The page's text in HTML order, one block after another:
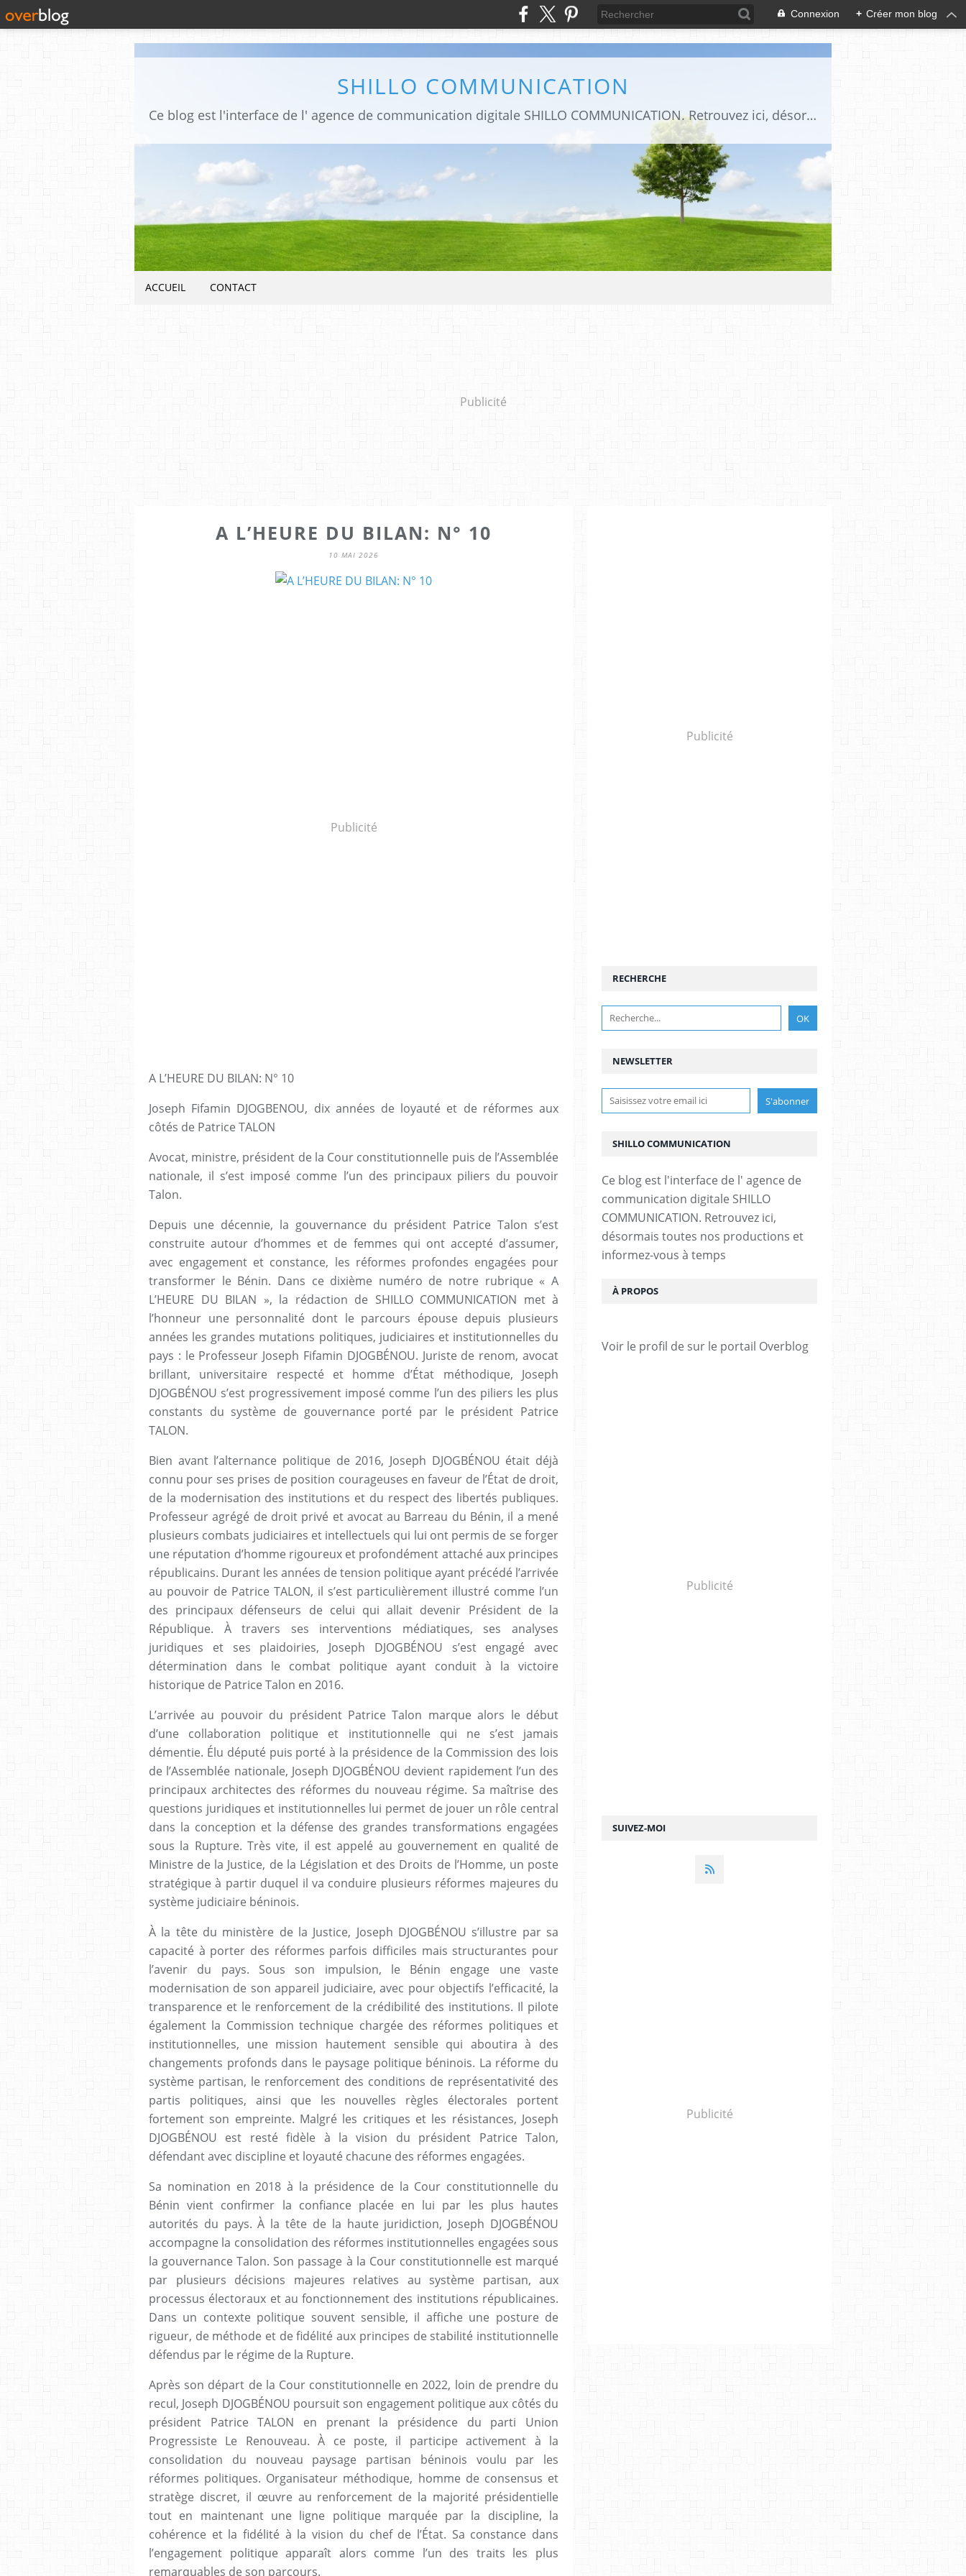
Connexion + Créer mon blog
SHILLO COMMUNICATION
Ce blog est l'interface de l' agence de communication digitale SHILLO COMMUNICATION. Retrouvez ici, désormais toutes nos productions et informez-vous à temps
ACCUEIL CONTACT
Publicité
A L’HEURE DU BILAN: N° 10
10 MAI 2026
Publicité
A L’HEURE DU BILAN: N° 10
Joseph Fifamin DJOGBENOU, dix années de loyauté et de réformes aux
côtés de Patrice TALON
Avocat, ministre, président de la Cour constitutionnelle puis de l’Assemblée
nationale, il s’est imposé comme l’un des principaux piliers du pouvoir
Talon.
Depuis une décennie, la gouvernance du président Patrice Talon s’est
construite autour d’hommes et de femmes qui ont accepté d’assumer,
avec engagement et constance, les réformes profondes engagées pour
transformer le Bénin. Dans ce dixième numéro de notre rubrique « A
L’HEURE DU BILAN », la rédaction de SHILLO COMMUNICATION met à
l’honneur une personnalité dont le parcours épouse depuis plusieurs
années les grandes mutations politiques, judiciaires et institutionnelles du
pays : le Professeur Joseph Fifamin DJOGBÉNOU. Juriste de renom, avocat
brillant, universitaire respecté et homme d’État méthodique, Joseph
DJOGBÉNOU s’est progressivement imposé comme l’un des piliers les plus
constants du système de gouvernance porté par le président Patrice
TALON.
Bien avant l’alternance politique de 2016, Joseph DJOGBÉNOU était déjà
connu pour ses prises de position courageuses en faveur de l’État de droit,
de la modernisation des institutions et du respect des libertés publiques.
Professeur agrégé de droit privé et avocat au Barreau du Bénin, il a mené
plusieurs combats judiciaires et intellectuels qui lui ont permis de se forger
une réputation d’homme rigoureux et profondément attaché aux principes
républicains. Durant les années de tension politique ayant précédé l’arrivée
au pouvoir de Patrice TALON, il s’est particulièrement illustré comme l’un
des principaux défenseurs de celui qui allait devenir Président de la
République. À travers ses interventions médiatiques, ses analyses
juridiques et ses plaidoiries, Joseph DJOGBÉNOU s’est engagé avec
détermination dans le combat politique ayant conduit à la victoire
historique de Patrice Talon en 2016.
L’arrivée au pouvoir du président Patrice Talon marque alors le début
d’une collaboration politique et institutionnelle qui ne s’est jamais
démentie. Élu député puis porté à la présidence de la Commission des lois
de l’Assemblée nationale, Joseph DJOGBÉNOU devient rapidement l’un des
principaux architectes des réformes du nouveau régime. Sa maîtrise des
questions juridiques et institutionnelles lui permet de jouer un rôle central
dans la conception et la défense des grandes transformations engagées
sous la Rupture. Très vite, il est appelé au gouvernement en qualité de
Ministre de la Justice, de la Législation et des Droits de l’Homme, un poste
stratégique à partir duquel il va conduire plusieurs réformes majeures du
système judiciaire béninois.
À la tête du ministère de la Justice, Joseph DJOGBÉNOU s’illustre par sa
capacité à porter des réformes parfois difficiles mais structurantes pour
l’avenir du pays. Sous son impulsion, le Bénin engage une vaste
modernisation de son appareil judiciaire, avec pour objectifs l’efficacité, la
transparence et le renforcement de la crédibilité des institutions. Il pilote
également la Commission technique chargée des réformes politiques et
institutionnelles, une mission hautement sensible qui aboutira à des
changements profonds dans le paysage politique béninois. La réforme du
système partisan, le renforcement des conditions de représentativité des
partis politiques, ainsi que les nouvelles règles électorales portent
fortement son empreinte. Malgré les critiques et les résistances, Joseph
DJOGBÉNOU est resté fidèle à la vision du président Patrice Talon,
défendant avec discipline et loyauté chacune des réformes engagées.
Sa nomination en 2018 à la présidence de la Cour constitutionnelle du
Bénin vient confirmer la confiance placée en lui par les plus hautes
autorités du pays. À la tête de la haute juridiction, Joseph DJOGBÉNOU
accompagne la consolidation des réformes institutionnelles engagées sous
la gouvernance Talon. Son passage à la Cour constitutionnelle est marqué
par plusieurs décisions majeures relatives au système partisan, aux
processus électoraux et au fonctionnement des institutions républicaines.
Dans un contexte politique souvent sensible, il affiche une posture de
rigueur, de méthode et de fidélité aux principes de stabilité institutionnelle
défendus par le régime de la Rupture.
Après son départ de la Cour constitutionnelle en 2022, loin de prendre du
recul, Joseph DJOGBÉNOU poursuit son engagement politique aux côtés du
président Patrice TALON en prenant la présidence du parti Union
Progressiste Le Renouveau. À ce poste, il participe activement à la
consolidation du nouveau paysage partisan béninois voulu par les
réformes politiques. Organisateur méthodique, homme de consensus et
stratège discret, il œuvre au renforcement de la majorité présidentielle
tout en maintenant une ligne politique marquée par la discipline, la
cohérence et la fidélité à la vision du chef de l’État. Sa constance dans
l’engagement politique apparaît alors comme l’un des traits les plus
remarquables de son parcours.
Publicité
NEWSLETTER
SUIVEZ-MOI
RECHERCHE
SHILLO COMMUNICATION
Ce blog est l'interface de l' agence de
communication digitale SHILLO
COMMUNICATION. Retrouvez ici,
désormais toutes nos productions et
informez-vous à temps
À PROPOS
Voir le profil de sur le portail Overblog
Publicité
Publicité